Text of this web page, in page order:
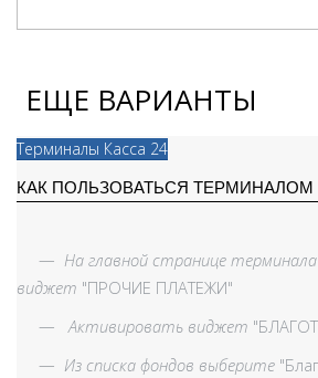
ЕЩЕ ВАРИАНТЫ
Терминалы Касса 24
КАК ПОЛЬЗОВАТЬСЯ
— На главной странице
виджет "ПРОЧИЕ ПЛАТЕЖИ"
— Активировать виджет
— Из списка фондов выберите